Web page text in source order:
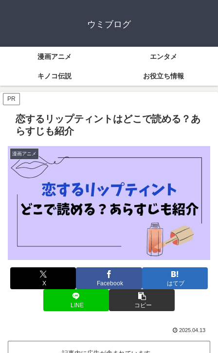
ウミブログ
漫画アニメ エンタメ
キノコ伝説 お役立ち情報
PR
恋するリップティントはどこで読める？あ
らすじも紹介
漫画アニメ
X Facebook はてブ
LINE コピー
2025.04.13